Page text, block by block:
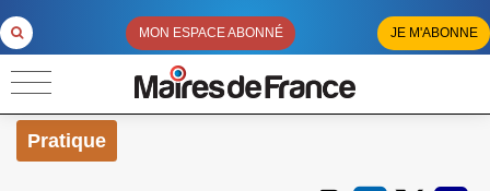
MON ESPACE ABONNÉ JE M'ABONNE
Pratique